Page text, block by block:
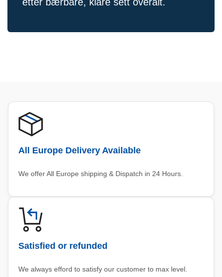
All Europe Delivery Available
We offer All Europe shipping & Dispatch in 24 Hours.
Satisfied or refunded
We always efford to satisfy our customer to max level.